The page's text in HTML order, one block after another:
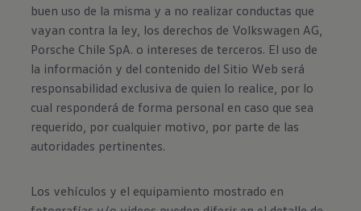
buen uso de la misma y a no realizar conductas que
vayan contra la ley, los derechos de Volkswagen AG,
Porsche Chile SpA. o intereses de terceros. El uso de
la información y del contenido del Sitio Web será
responsabilidad exclusiva de quien lo realice, por lo
cual responderá de forma personal en caso que sea
requerido, por cualquier motivo, por parte de las
autoridades pertinentes.
Los vehículos y el equipamiento mostrado en